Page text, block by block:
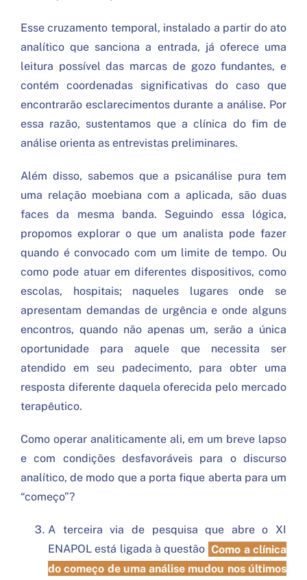
Esse cruzamento temporal, instalado a partir do ato
analítico que sanciona a entrada, já oferece uma
leitura possível das marcas de gozo fundantes, e
contém coordenadas significativas do caso que
encontrarão esclarecimentos durante a análise. Por
essa razão, sustentamos que a clínica do fim de
análise orienta as entrevistas preliminares.
Além disso, sabemos que a psicanálise pura tem
uma relação moebiana com a aplicada, são duas
faces da mesma banda. Seguindo essa lógica,
propomos explorar o que um analista pode fazer
quando é convocado com um limite de tempo. Ou
como pode atuar em diferentes dispositivos, como
escolas, hospitais; naqueles lugares onde se
apresentam demandas de urgência e onde alguns
encontros, quando não apenas um, serão a única
oportunidade para aquele que necessita ser
atendido em seu padecimento, para obter uma
resposta diferente daquela oferecida pelo mercado
terapêutico.
Como operar analiticamente ali, em um breve lapso
e com condições desfavoráveis para o discurso
analítico, de modo que a porta fique aberta para um
“começo”?
A terceira via de pesquisa que abre o XI
ENAPOL está ligada à questão Como a clínica
do começo de uma análise mudou nos últimos